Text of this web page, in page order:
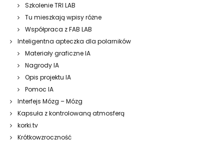
Szkolenie TRI LAB
Tu mieszkają wpisy różne
Współpraca z FAB LAB
Inteligentna apteczka dla polarników
Materiały graficzne IA
Nagrody IA
Opis projektu IA
Pomoc IA
Interfejs Mózg – Mózg
Kapsuła z kontrolowaną atmosferą
korki.tv
Krótkowzroczność